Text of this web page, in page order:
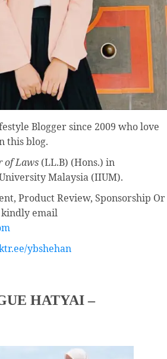
Bloggersince 2009 who love
this blog.
of Laws (LL.B) (Hons.) in
Malaysia (IIUM).
Product Review, Sponsorship Or
email
ybshehan
HATYAI –